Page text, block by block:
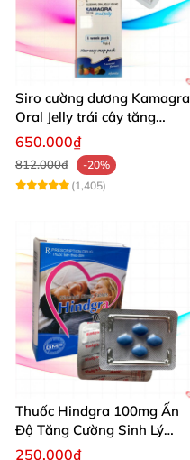
Siro cường dương Kamagra
Oral Jelly trái cây tăng
cường sinh lý nam
650.000₫
812.000₫
-20%
(1,405)
Thuốc Hindgra 100mg Ấn
Độ Tăng Cường Sinh Lý
Nam Hiệu Quả
250.000₫